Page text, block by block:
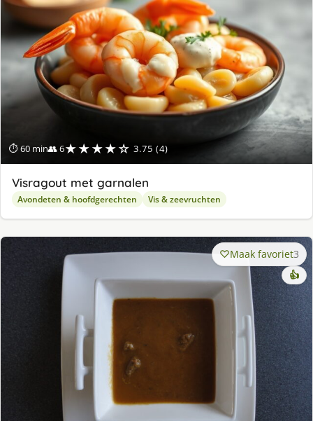
⏱ 60 min👥 6★★★★☆ 3.75 (4)
Visragout met garnalen
Avondeten & hoofdgerechten Vis & zeevruchten
Maak favoriet3
👍